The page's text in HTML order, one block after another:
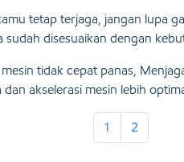
tetap terjaga, jangan lupa
sudah disesuaikan dengan
tidak cepat panas,
akselerasi mesin lebih
1 2